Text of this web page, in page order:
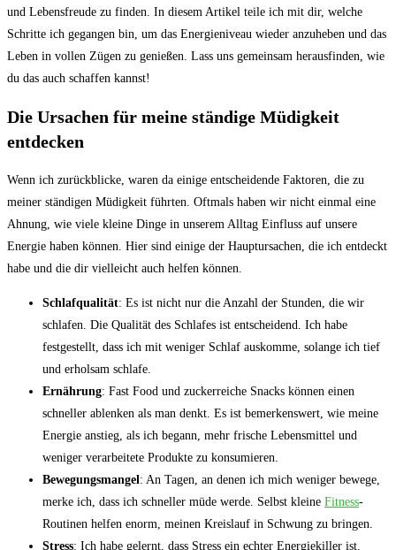
und Lebensfreude zu finden. In diesem Artikel teile ich mit dir, welche
Schritte ich gegangen bin, um das Energieniveau wieder anzuheben und das
Leben in vollen Zügen zu genießen. Lass uns gemeinsam herausfinden, wie
du das auch schaffen kannst!
Die Ursachen für meine ständige Müdigkeit
entdecken
Wenn ich zurückblicke, waren da einige entscheidende Faktoren, die zu
meiner ständigen Müdigkeit führten. Oftmals haben wir nicht einmal eine
Ahnung, wie viele kleine Dinge in unserem Alltag Einfluss auf unsere
Energie haben können. Hier sind einige der Hauptursachen, die ich entdeckt
habe und die dir vielleicht auch helfen können.
Schlafqualität: Es ist nicht nur die Anzahl der Stunden, die wir
schlafen. Die Qualität des Schlafes ist entscheidend. Ich habe
festgestellt, dass ich mit weniger Schlaf auskomme, solange ich tief
und erholsam schlafe.
Ernährung: Fast Food und zuckerreiche Snacks können einen
schneller ablenken als man denkt. Es ist bemerkenswert, wie meine
Energie anstieg, als ich begann, mehr frische Lebensmittel und
weniger verarbeitete Produkte zu konsumieren.
Bewegungsmangel: An Tagen, an denen ich mich weniger bewege,
merke ich, dass ich schneller müde werde. Selbst kleine Fitness-
Routinen helfen enorm, meinen Kreislauf in Schwung zu bringen.
Stress: Ich habe gelernt, dass Stress ein echter Energiekiller ist.